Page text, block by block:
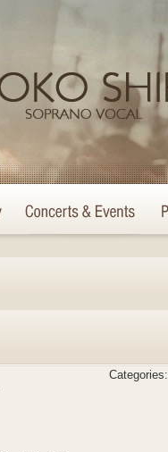
Categories: